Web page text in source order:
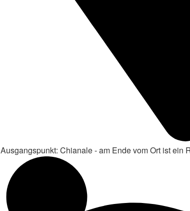
Ausgangspunkt: Chianale - am Ende vom Ort ist ein